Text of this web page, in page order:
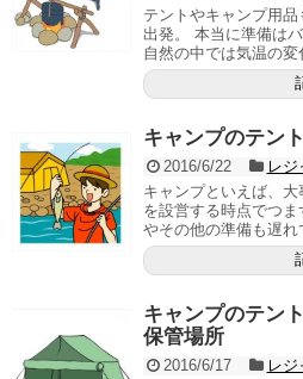
テントやキャンプ用
出発。 本当に準備は
自然の中では気温の変
キャンプのテン
2016/6/22
レジ
キャンプといえば、
を設営する時点でつ
やその他の準備も遅れ
キャンプのテン
保管場所
2016/6/17
レジ